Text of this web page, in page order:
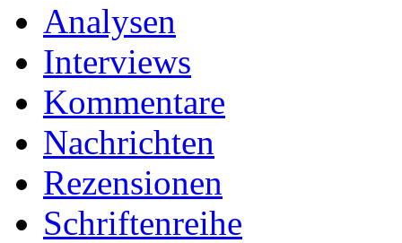
Analysen
Interviews
Kommentare
Nachrichten
Rezensionen
Schriftenreihe